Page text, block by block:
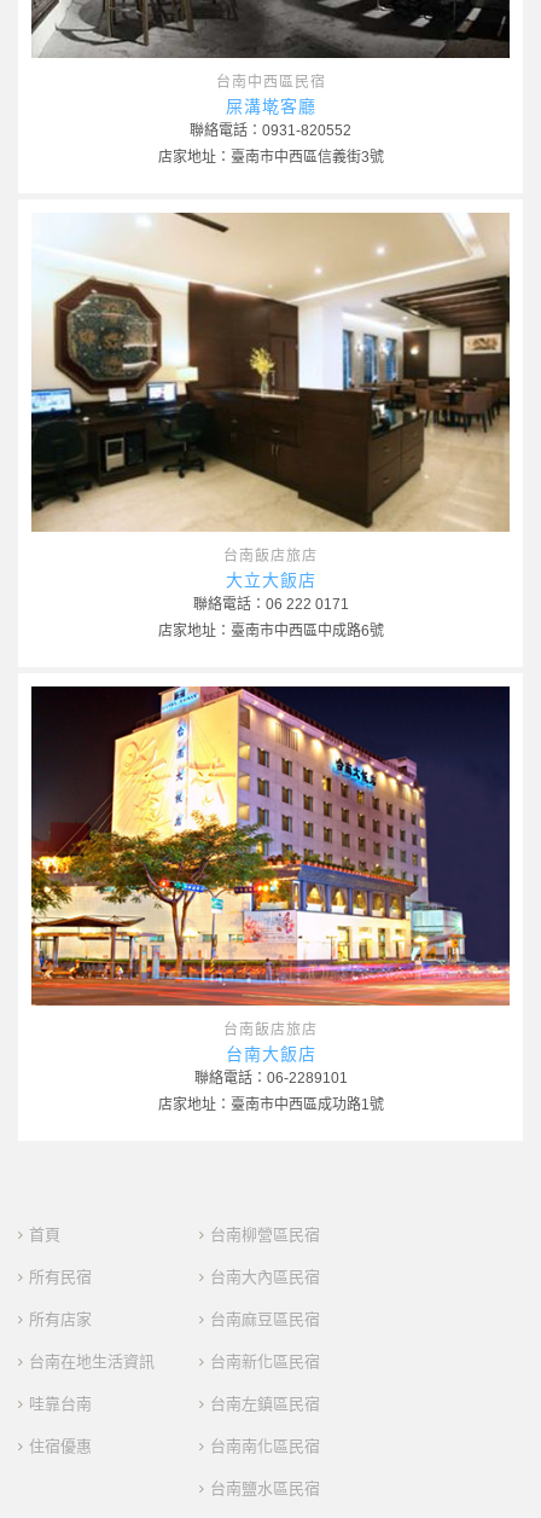
台南中西區民宿
屎溝墘客廳
聯絡電話：0931-820552
店家地址：臺南市中西區信義街3號
台南飯店旅店
大立大飯店
聯絡電話：06 222 0171
店家地址：臺南市中西區中成路6號
台南飯店旅店
台南大飯店
聯絡電話：06-2289101
店家地址：臺南市中西區成功路1號
首頁
所有民宿
所有店家
台南在地生活資訊
哇靠台南
住宿優惠
台南柳營區民宿
台南大內區民宿
台南麻豆區民宿
台南新化區民宿
台南左鎮區民宿
台南南化區民宿
台南鹽水區民宿